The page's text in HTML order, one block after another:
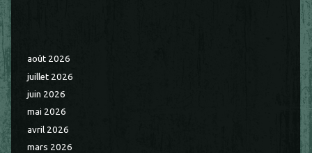
août 2026
juillet 2026
juin 2026
mai 2026
avril 2026
mars 2026